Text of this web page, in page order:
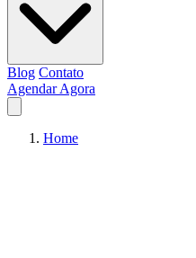
Blog Contato
Agendar Agora
Home